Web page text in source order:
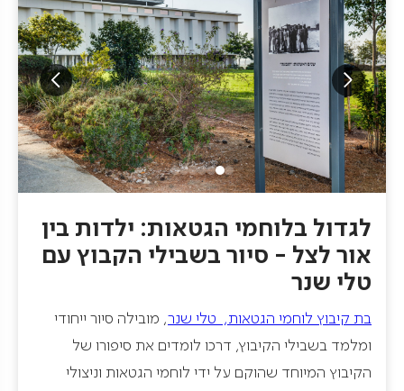
לגדול בלוחמי הגטאות: ילדות בין
אור לצל - סיור בשבילי הקבוץ עם
טלי שנר
בת קיבוץ לוחמי הגטאות, טלי שנר, מובילה סיור ייחודי
ומלמד בשבילי הקיבוץ, דרכו לומדים את סיפורו של
הקיבוץ המיוחד שהוקם על ידי לוחמי הגטאות וניצולי